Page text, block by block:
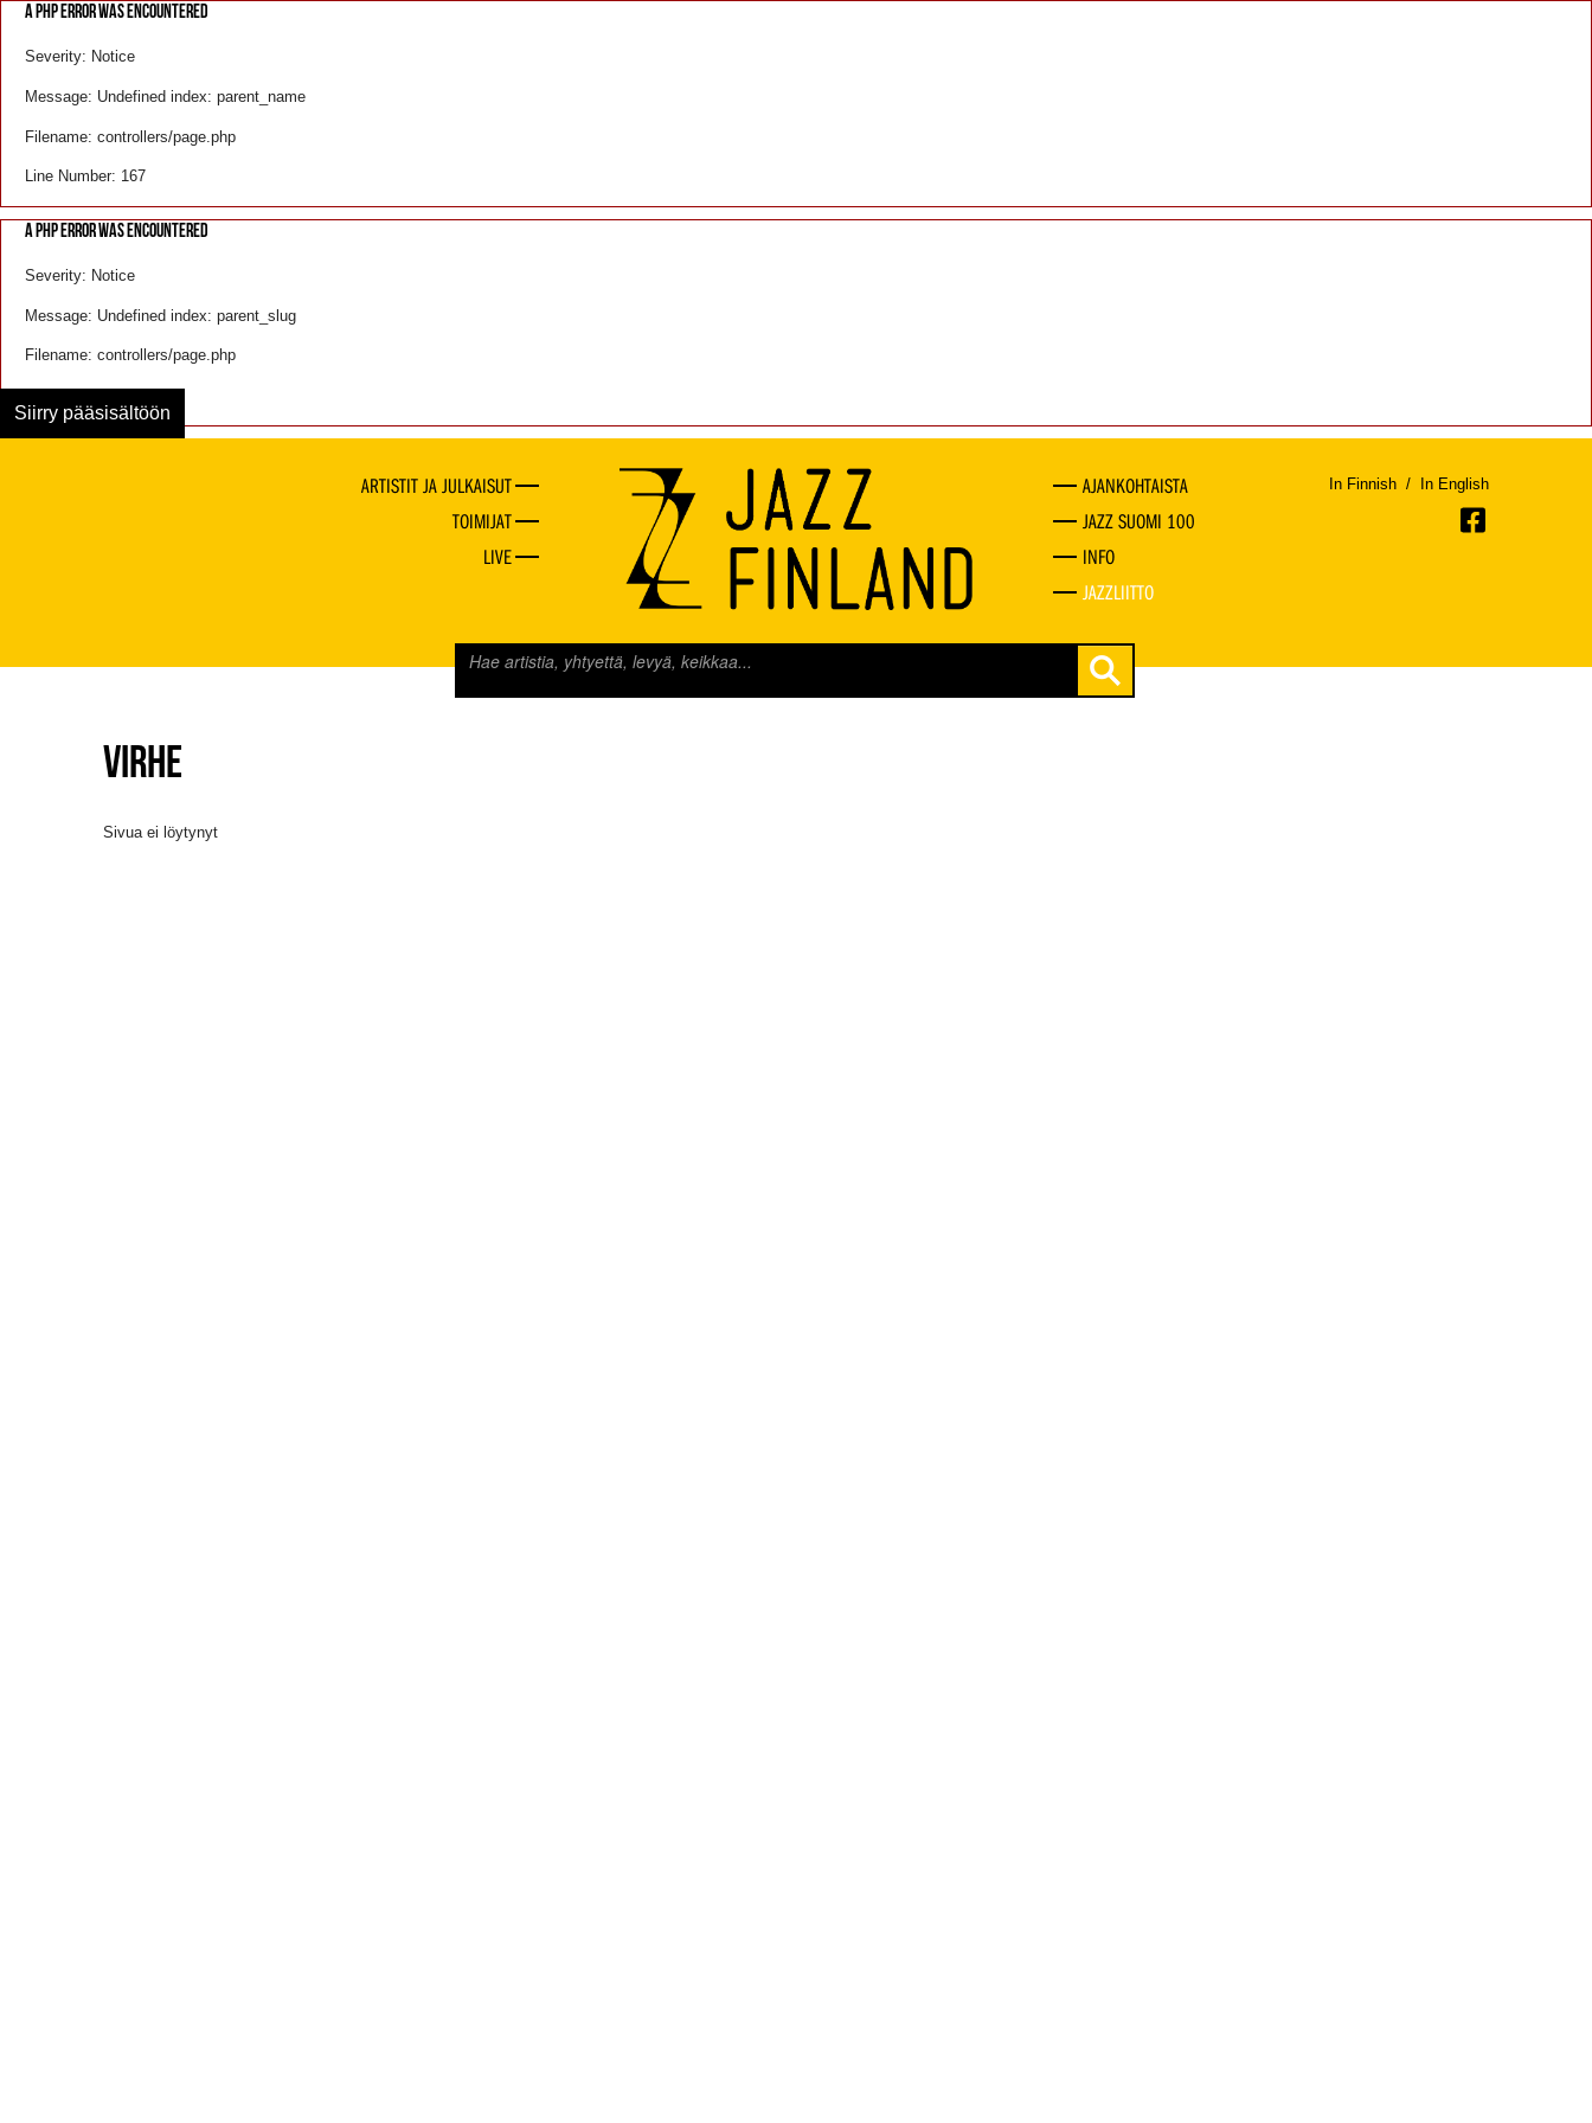
A PHP ERROR WAS ENCOUNTERED
Severity: Notice
Message: Undefined index: parent_name
Filename: controllers/page.php
Line Number: 167
A PHP ERROR WAS ENCOUNTERED
Severity: Notice
Message: Undefined index: parent_slug
Filename: controllers/page.php
Siirry pääsisältöön
ARTISTIT JA JULKAISUT
TOIMIJAT
LIVE
AJANKOHTAISTA
JAZZ SUOMI 100
INFO
JAZZLIITTO
In Finnish / In English
VIRHE
Sivua ei löytynyt